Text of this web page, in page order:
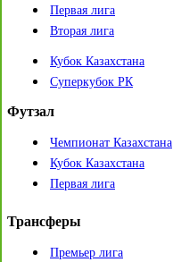
Первая лига
Вторая лига
Кубок Казахстана
Суперкубок РК
Футзал
Чемпионат Казахстана
Кубок Казахстана
Первая лига
Трансферы
Премьер лига